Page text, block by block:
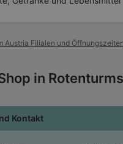
Austria Filialen und Öffnungszeiten
in
Kontakt